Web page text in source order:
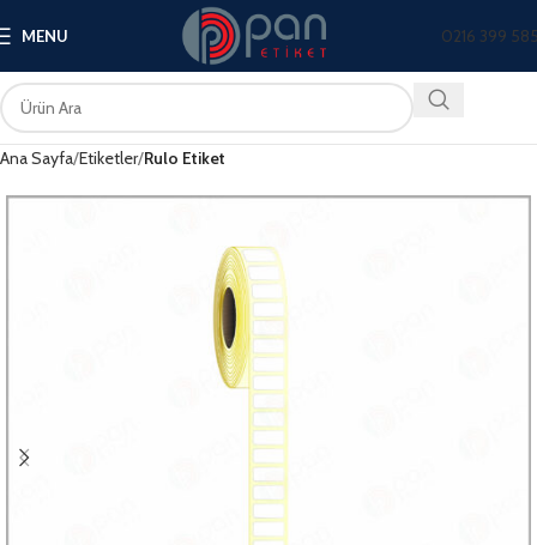
MENU 0216 399
Ana Sayfa Etiketler Rulo Etiket